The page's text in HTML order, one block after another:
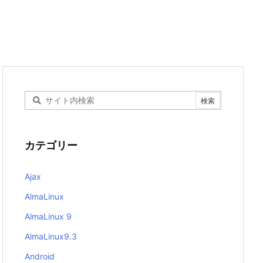
カテゴリー
Ajax
AlmaLinux
AlmaLinux 9
AlmaLinux9.3
Android